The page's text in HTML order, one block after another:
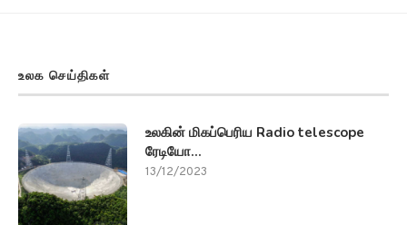
உலக செய்திகள்
உலகின் மிகப்பெரிய Radio telescope
ரேடியோ...
13/12/2023